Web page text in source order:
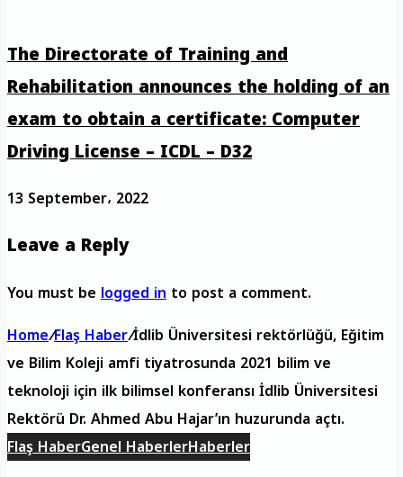
The Directorate of Training and
Rehabilitation announces the holding of an
exam to obtain a certificate: Computer
Driving License – ICDL – D32
13 September، 2022
Leave a Reply
You must belogged into post a comment.
Home/Flaş Haber/İdlib Üniversitesi rektörlüğü, Eğitim
ve Bilim Koleji amfi tiyatrosunda 2021 bilim ve
teknoloji için ilk bilimsel konferansı İdlib Üniversitesi
Rektörü Dr. Ahmed Abu Hajar’ın huzurunda açtı.
Flaş HaberGenel HaberlerHaberler